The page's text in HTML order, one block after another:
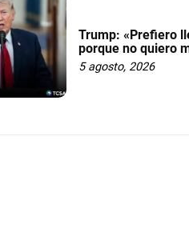
Trump: «Prefiero
porque no quiero
5 agosto, 2026